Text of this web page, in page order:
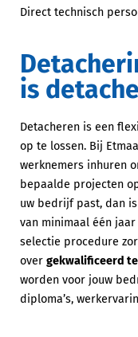
Direct technisch
Detachering techniek: wat
is
Detacheren is een
op te lossen. Bij
werknemers inhuren
bepaalde projecten
uw bedrijf past, dan
van minimaal één
selectie procedure
over gekwalificeerd
worden voor jouw
diploma’s,